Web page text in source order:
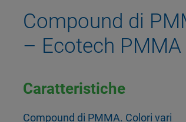
Compound di
– Ecotech
Caratteristiche
Compound di PMMA. Colori vari